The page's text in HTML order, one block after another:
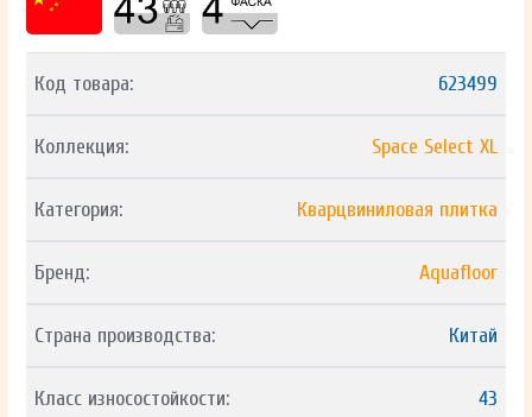
Код товара: 623499
Коллекция: Space Select XL
Категория: Кварцвиниловая плитка
Бренд: Aquafloor
Страна производства: Китай
Класс износостойкости: 43